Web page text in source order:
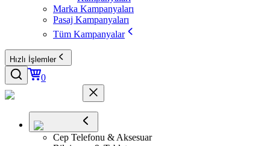
Marka Kampanyaları
Pasaj Kampanyaları
Tüm Kampanyalar
Hızlı İşlemler
0
Cep Telefonu & Aksesuar